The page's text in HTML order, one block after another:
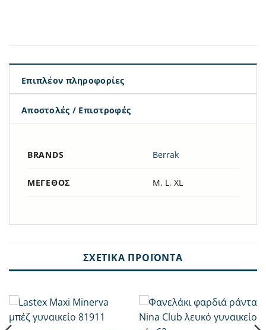
Επιπλέον πληροφορίες
Αποστολές / Επιστροφές
BRANDS Berrak
ΜΈΓΕΘΟΣ M, L, XL
ΣΧΕΤΙΚΆ ΠΡΟΪΌΝΤΑ